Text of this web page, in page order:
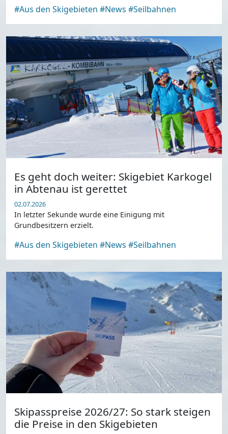
#Aus den Skigebieten #News #Seilbahnen
Es geht doch weiter: Skigebiet Karkogel
in Abtenau ist gerettet
02.07.2026
In letzter Sekunde wurde eine Einigung mit
Grundbesitzern erzielt.
#Aus den Skigebieten #News #Seilbahnen
Skipasspreise 2026/27: So stark steigen
die Preise in den Skigebieten